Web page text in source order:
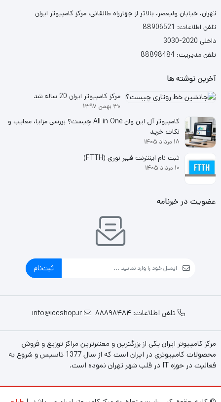
تهران، خیابان ولیعصر، بالاتر از چهارراه طالقانی، مرکز کامپیوتر ایران
تلفن اطلاعات: 88906521
داخلی 2020-3030
تلفن مدیریت: 88898484
آخرین نوشته ها
مرکز کامپیوتر ایران 20 ساله شد
۳۰ بهمن ۱۳۹۷
کامپیوتر آل این وان All in One چیست؟ بررسی مزایا، معایب و
نکات خرید
۱۸ مرداد ۱۴۰۵
ثبت نام اینترنت فیبر نوری (FTTH)
۱۰ مرداد ۱۴۰۵
عضویت در خبرنامه
ثبت‌نام
تلفن اطلاعات: 88898484 info@iccshop.ir
مرکز کامپیوتر ایران یکی از بزرگترین و معتبرترین مراکز توزیع و فروش
محصولات کامپیوتری در ایران است که از سال 1377 تاسیس و شروع به
فعالیت در حوزه IT در قلب شهر تهران نموده است.